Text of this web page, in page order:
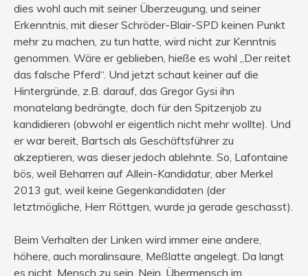
dies wohl auch mit seiner Überzeugung, und seiner
Erkenntnis, mit dieser Schröder-Blair-SPD keinen Punkt
mehr zu machen, zu tun hatte, wird nicht zur Kenntnis
genommen. Wäre er geblieben, hieße es wohl „Der reitet
das falsche Pferd“. Und jetzt schaut keiner auf die
Hintergründe, z.B. darauf, das Gregor Gysi ihn
monatelang bedrängte, doch für den Spitzenjob zu
kandidieren (obwohl er eigentlich nicht mehr wollte). Und
er war bereit, Bartsch als Geschäftsführer zu
akzeptieren, was dieser jedoch ablehnte. So, Lafontaine
bös, weil Beharren auf Allein-Kandidatur, aber Merkel
2013 gut, weil keine Gegenkandidaten (der
letztmögliche, Herr Röttgen, wurde ja gerade geschasst).
Beim Verhalten der Linken wird immer eine andere,
höhere, auch moralinsaure, Meßlatte angelegt. Da langt
es nicht, Mensch zu sein. Nein, Übermensch im